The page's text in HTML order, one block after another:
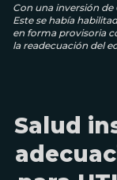
Con una inversión de
Este se había
en forma provisoria
la readecuación del
Salud